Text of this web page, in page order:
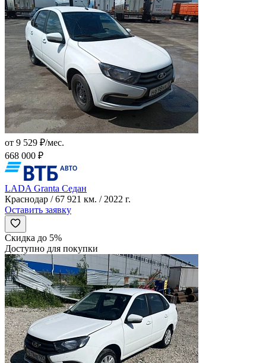
от 9 529 ₽/мес.
668 000 ₽
LADA Granta Седан
Краснодар / 67 921 км. / 2022 г.
Оставить заявку
Скидка до 5%
Доступно для покупки